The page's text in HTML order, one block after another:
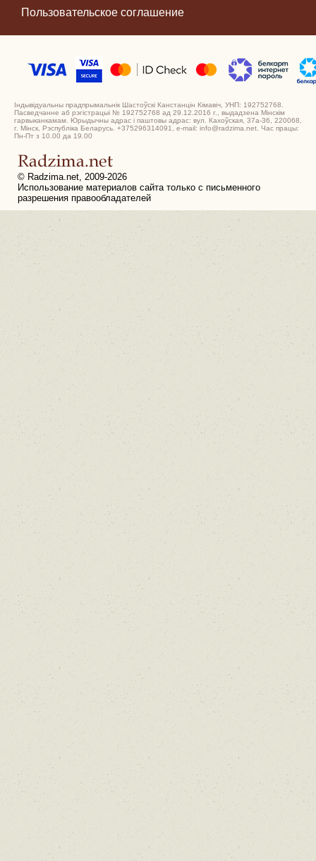
Пользовательское соглашение
Індывідуальны прадпрымальнік Шастоўскі Канстанцін Кімавіч, УНП: 192752768.
Пасведчанне аб рэгістрацыі № 192752768 ад 29.12.2016 г., выдадзена Мінскім
гарвыканкамам. Юрыдычны адрас і паштовы адрас: вул. Кахоўская, 37а-36, 220068,
г. Мінск, Рэспубліка Беларусь. +375296314091, e-mail: info@radzima.net. Час працы:
Пн-Пт з 10.00 да 19.00
© Radzima.net, 2009-2026
Использование материалов сайта только с письменного
разрешения правообладателей